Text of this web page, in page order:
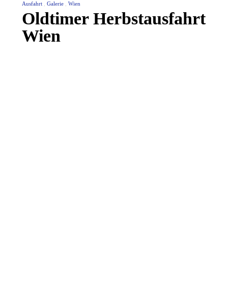
Ausfahrt
Galerie Wien
Oldtimer Herbstausfahrt
Wien